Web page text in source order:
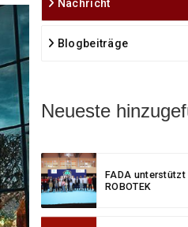
Nachricht
Blogbeiträge
Neueste
FADA
ROBOTEK